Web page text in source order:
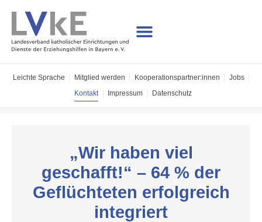
Leichte Sprache Mitglied werden Kooperations­partner:innen Jobs
Kontakt Impressum Datenschutz
„Wir haben viel
geschafft!“ – 64 % der
Geflüchteten erfolgreich
integriert